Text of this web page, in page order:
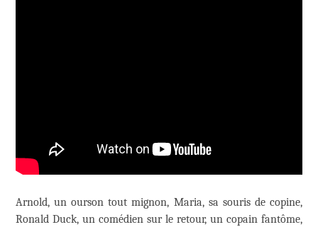
Arnold, un ourson tout mignon, Maria, sa souris de copine,
Ronald Duck, un comédien sur le retour, un copain fantôme,